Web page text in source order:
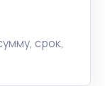
срок,